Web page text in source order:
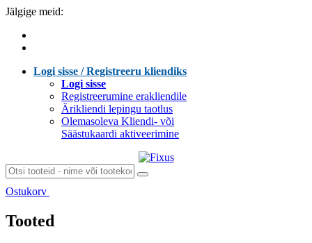
Jälgige meid:
Logi sisse / Registreeru kliendiks
Logi sisse
Registreerumine erakliendile
Ärikliendi lepingu taotlus
Olemasoleva Kliendi- või
Säästukaardi aktiveerimine
Ostukorv
Tooted